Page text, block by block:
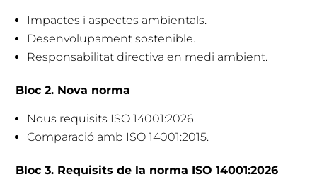
Impactes i aspectes ambientals.
Desenvolupament sostenible.
Responsabilitat directiva en medi ambient.
Bloc 2. Nova norma
Nous requisits ISO 14001:2026.
Comparació amb ISO 14001:2015.
Bloc 3. Requisits de la norma ISO 14001:2026